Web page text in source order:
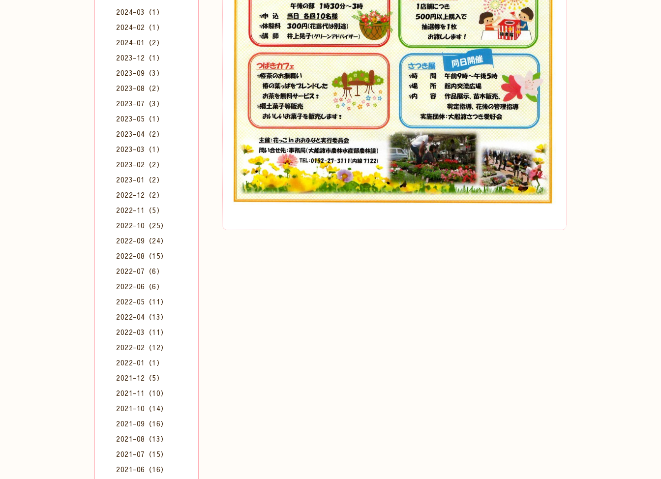
2024-03（1）
2024-02（1）
2024-01（2）
2023-12（1）
2023-09（3）
2023-08（2）
2023-07（3）
2023-05（1）
2023-04（2）
2023-03（1）
2023-02（2）
2023-01（2）
2022-12（2）
2022-11（5）
2022-10（25）
2022-09（24）
2022-08（15）
2022-07（6）
2022-06（6）
2022-05（11）
2022-04（13）
2022-03（11）
2022-02（12）
2022-01（1）
2021-12（5）
2021-11（10）
2021-10（14）
2021-09（16）
2021-08（13）
2021-07（15）
2021-06（16）